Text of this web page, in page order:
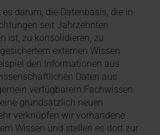
es darum, die Datenbasis, die in
seit Jahrzehnten
ist, zu konsolidieren, zu
externen Wissen
den Informationen aus
Daten aus
verfügbarem Fachwissen.
grundsätzlich neuen
verknüpfen wir vorhandene
Wissen und stellen es dort zur